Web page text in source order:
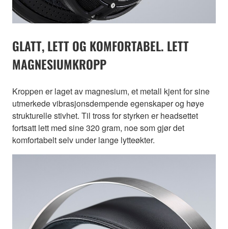
GLATT, LETT OG KOMFORTABEL. LETT
MAGNESIUMKROPP
Kroppen er laget av magnesium, et metall kjent for sine
utmerkede vibrasjonsdempende egenskaper og høye
strukturelle stivhet. Til tross for styrken er headsettet
fortsatt lett med sine 320 gram, noe som gjør det
komfortabelt selv under lange lytteøkter.